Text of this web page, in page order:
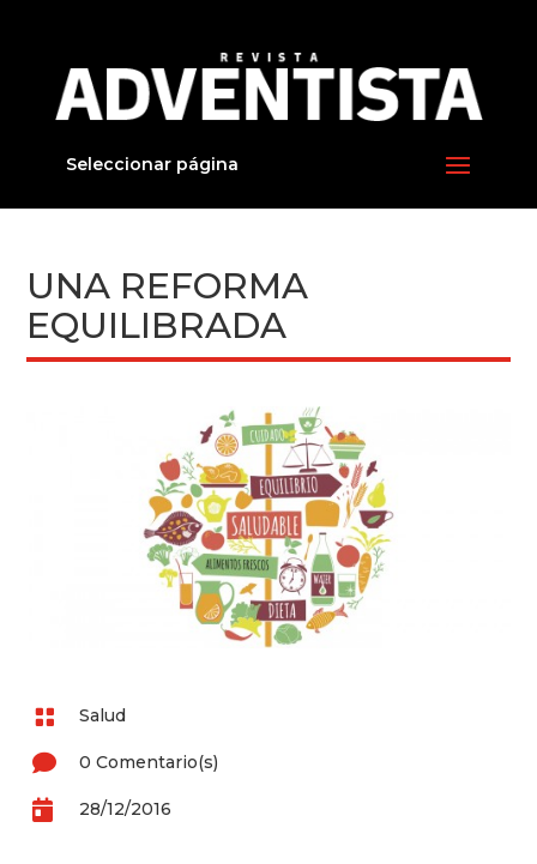
Seleccionar página
UNA REFORMA
EQUILIBRADA
 Salud
 0 Comentario(s)
 28/12/2016